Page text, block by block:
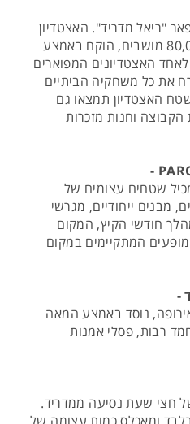
"ריאל מדריד". האצטדיון
הענק, המכיל למעלה מ-80,000 מושבים, הוקם באמצע
האצטדיונים המפוארים
את כל משחקיה הביתיים
האצטדיון תמצאו גם
הקבוצה וחנות מזכרות
שטחים עצומים של
מבנים ייחודיים, מגרשי
חודשי הקיץ, המקום
המתקיימים במקום
-
נוסד באמצע המאה
חמד רבות, פסלי אמנות
חצי שעת נסיעה ממדריד.